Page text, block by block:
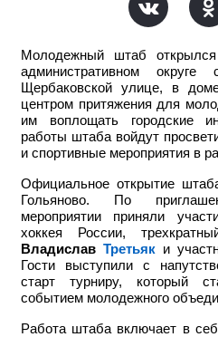
Молодежный штаб
административном
Щербаковской улице, в
центром притяжения для
им воплощать городские
работы штаба войдут
и спортивные мероприятия в
Официальное открытие
Гольяново. По
мероприятии приняли
хоккея России,
Владислав Третьяки
Гости выступили с
старт турниру, который
событием молодежного
Работа штаба включает в